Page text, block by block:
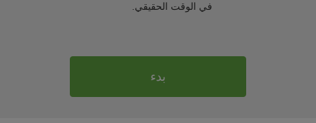
في الوقت الحقيقي.
بدء